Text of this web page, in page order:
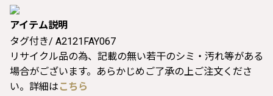
アイテム説明
タグ付き/ A2121FAY067
リサイクル品の為、記載の無い若干のシミ・汚れ等がある
場合がございます。あらかじめご了承の上ご注文くださ
い。詳細は こちら